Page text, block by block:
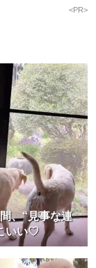
<PR>
、“見事な連
いい♡